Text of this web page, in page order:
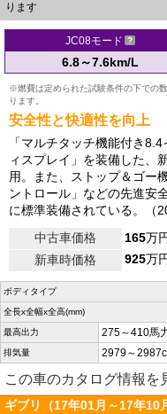
ります
JC08モード
6.8～7.6km/L
※燃費は定められた試験条件の下での
ります。
安全性と快適性を向上
「マルチタッチ機能付き
ィスプレイ」を装備した、
用。また、ストップ＆ゴー
ントロール」などの先進安
に標準装備されている。（
中古車価格
165万
新車時価格
925万
ボディタイプ
全長x全幅x全高(mm)
最高出力 275～410馬
排気量 2979～
この車のカタログ情報を
ギブリ（17年01月～17年10